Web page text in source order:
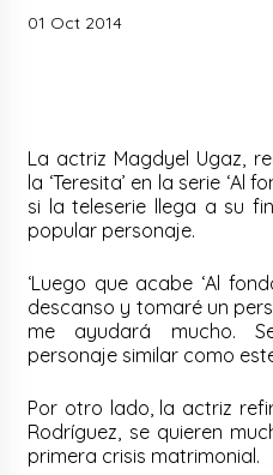
01 Oct 2014
La actriz Magdyel Ugaz,
la ‘Teresita’ en la serie ‘Al
si la teleserie llega a su
popular personaje.
‘Luego que acabe ‘Al
descanso y tomaré un
me ayudará mucho.
personaje similar como
Por otro lado, la actriz
Rodríguez, se quieren
primera crisis matrimonial.